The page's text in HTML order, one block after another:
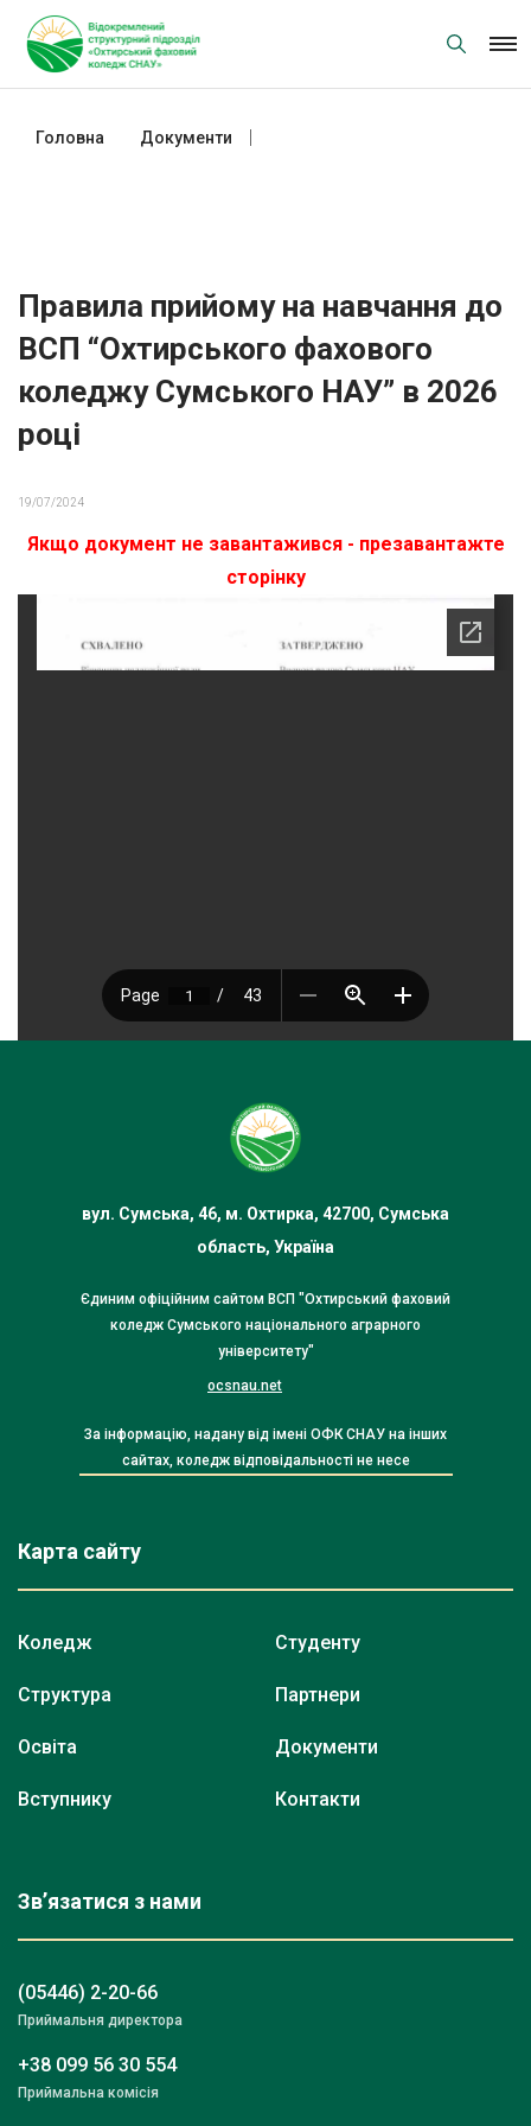
content
Головна Документи
Правила прийому на навчання до
ВСП “Охтирського фахового
коледжу Сумського НАУ” в 2026
році
19/07/2024
Якщо документ не завантажився - презавантажте
сторінку
вул. Сумська, 46, м. Охтирка, 42700, Сумська
область, Україна
Єдиним офіційним сайтом ВСП "Охтирський фаховий
коледж Сумського національного аграрного
університету"
ocsnau.net
За інформацію, надану від імені ОФК СНАУ на інших
сайтах, коледж відповідальності не несе
Карта сайту
Коледж
Структура
Освіта
Вступнику
Студенту
Партнери
Документи
Контакти
Зв’язатися з нами
(05446) 2-20-66
Приймальня директора
+38 099 56 30 554
Приймальна комісія